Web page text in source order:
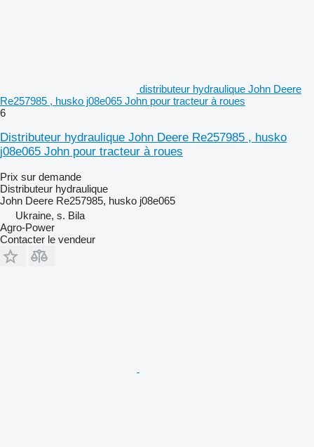
distributeur hydraulique John Deere
Re257985 , husko j08e065 John pour tracteur à roues
6
Distributeur hydraulique John Deere Re257985 , husko
j08e065 John pour tracteur à roues
Prix sur demande
Distributeur hydraulique
John Deere Re257985, husko j08e065
Ukraine, s. Bila
Agro-Power
Contacter le vendeur